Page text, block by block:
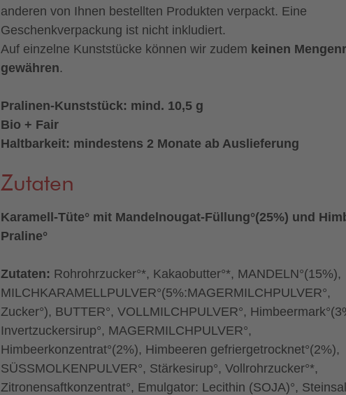
anderen von Ihnen bestellten Produkten verpackt. Eine
Geschenkverpackung ist nicht inkludiert.
Auf einzelne Kunststücke können wir zudem keinen
gewähren.
Pralinen-Kunststück: mind. 10,5 g
Bio + Fair
Haltbarkeit: mindestens 2 Monate ab Auslieferung
Zutaten
Karamell-Tüte° mit Mandelnougat-Füllung°(25%) und
Praline°
Zutaten: Rohrohrzucker°*, Kakaobutter°*, MANDELN°(15%),
MILCHKARAMELLPULVER°(5%:MAGERMILCHPULVER°,
Zucker°), BUTTER°, VOLLMILCHPULVER°,
Invertzuckersirup°, MAGERMILCHPULVER°,
Himbeerkonzentrat°(2%), Himbeeren gefriergetrocknet°(2%),
SÜSSMOLKENPULVER°, Stärkesirup°, Vollrohrzucker°*,
Zitronensaftkonzentrat°, Emulgator: Lecithin (SOJA)°,